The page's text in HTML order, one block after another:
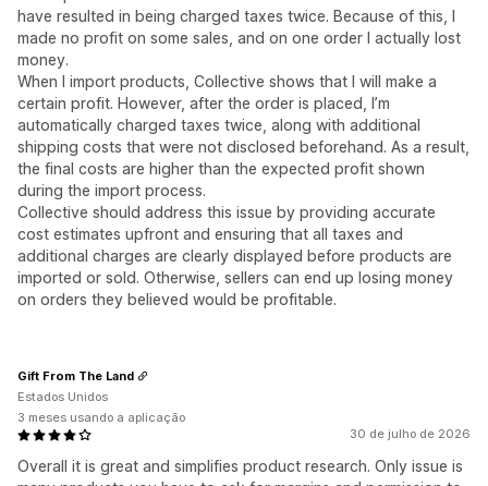
have resulted in being charged taxes twice. Because of this, I
made no profit on some sales, and on one order I actually lost
money.
When I import products, Collective shows that I will make a
certain profit. However, after the order is placed, I’m
automatically charged taxes twice, along with additional
shipping costs that were not disclosed beforehand. As a result,
the final costs are higher than the expected profit shown
during the import process.
Collective should address this issue by providing accurate
cost estimates upfront and ensuring that all taxes and
additional charges are clearly displayed before products are
imported or sold. Otherwise, sellers can end up losing money
on orders they believed would be profitable.
30 de julho de 2026
Overall it is great and simplifies product research. Only issue is
Gift From The Land
Estados Unidos
3 meses usando a aplicação